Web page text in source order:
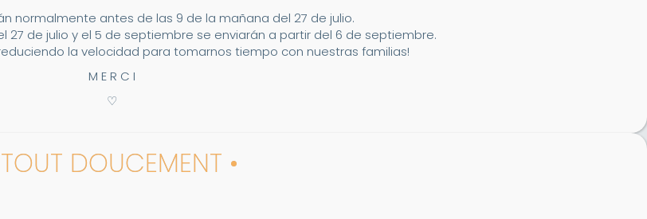
normalmente antes de las 9 de la mañana del 27 de julio.
27 de julio y el 5 de septiembre se enviarán a partir del 6 de septiembre.
la velocidad para tomarnos tiempo con nuestras familias!
M E R C I
♡
DOUCEMENT •